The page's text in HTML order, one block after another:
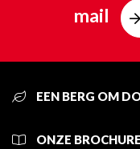
mail
EEN BERG OM
ONZE